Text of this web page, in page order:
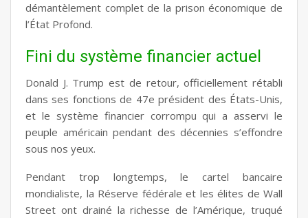
démantèlement complet de la prison économique de
l’État Profond.
Fini du système financier actuel
Donald J. Trump est de retour, officiellement rétabli
dans ses fonctions de 47e président des États-Unis,
et le système financier corrompu qui a asservi le
peuple américain pendant des décennies s’effondre
sous nos yeux.
Pendant trop longtemps, le cartel bancaire
mondialiste, la Réserve fédérale et les élites de Wall
Street ont drainé la richesse de l’Amérique, truqué